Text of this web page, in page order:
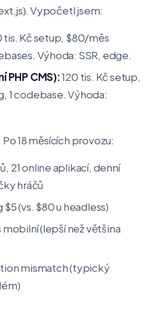
Vypočetl jsem:
tis. Kč setup, $80/měs
Výhoda: SSR, edge.
PHP CMS):120 tis. Kč setup,
1 codebase. Výhoda:
18 měsících provozu:
21 online aplikací, denní
hráčů
(vs. $80 u headless)
mobilní (lepší než většina
mismatch (typický